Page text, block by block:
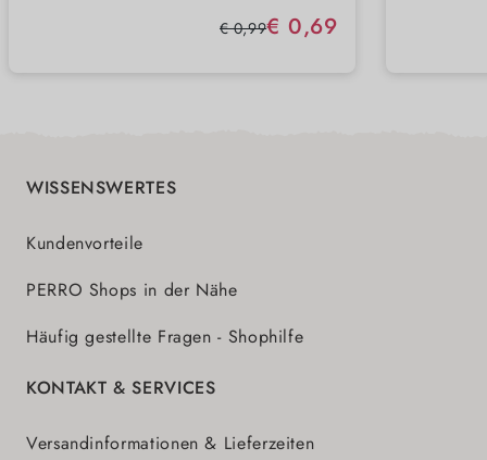
ideal auch für unterwegsVerkaufspreis:
€ 0,69
Regulärer Preis:
€ 0,99
WISSENSWERTES
Kundenvorteile
PERRO Shops in der Nähe
Häufig gestellte Fragen - Shophilfe
KONTAKT & SERVICES
Versandinformationen & Lieferzeiten